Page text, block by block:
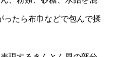
ったら布巾などで包んで揉